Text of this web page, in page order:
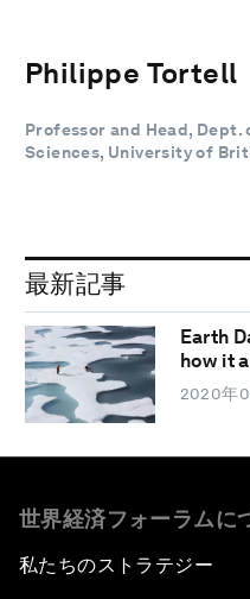
Philippe Tortell
Professor and Head, Dept.
Sciences, University of
最新記事
Earth
how it
2020年
世界経済フォーラムに
私たちのストラテジー